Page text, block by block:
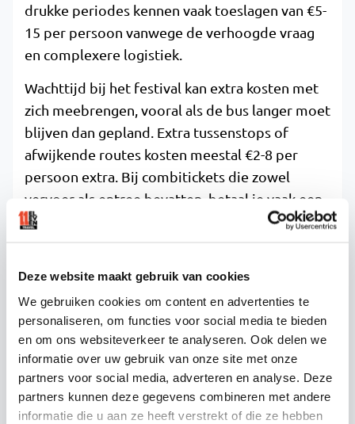
Deze website maakt gebruik van cookies
We gebruiken cookies om content en advertenties te
personaliseren, om functies voor social media te bieden
en om ons websiteverkeer te analyseren. Ook delen we
informatie over uw gebruik van onze site met onze
partners voor social media, adverteren en analyse. Deze
partners kunnen deze gegevens combineren met andere
informatie die u aan ze heeft verstrekt of die ze hebben
drukke periodes kennen vaak toeslagen van €5-
15 per persoon vanwege de verhoogde vraag
en complexere logistiek.
Wachttijd bij het festival kan extra kosten met
zich meebrengen, vooral als de bus langer moet
blijven dan gepland. Extra tussenstops of
afwijkende routes kosten meestal €2-8 per
persoon extra. Bij combitickets die zowel
vervoer als entree bevatten, betaal je vaak een
kleine toeslag, maar profiteer je van het gemak.
HOE ELEVEN TRAVEL HELPT MET
FESTIVALBUSVERVOER
Wij makenfestivalvervoerzorgeloos en
betaalbaar door transparante prijzen en
flexibele opties te bieden. Of je nu een
individueel busticket zoekt of een eigen